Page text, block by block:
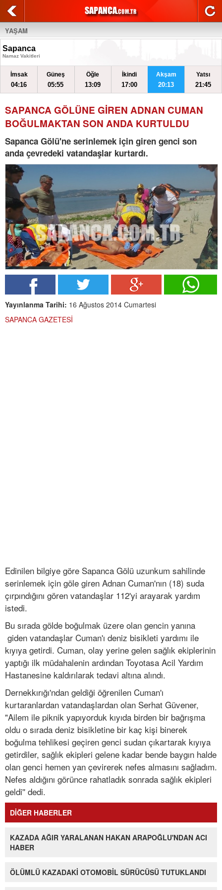
YAŞAM
Sapanca
Namaz Vakitleri
İmsak
04:16
Güneş
05:55
Öğle
13:09
İkindi
17:00
Akşam
20:13
Yatsı
21:45
SAPANCA GÖLÜNE GİREN ADNAN CUMAN
BOĞULMAKTAN SON ANDA KURTULDU
Sapanca Gölü'ne serinlemek için giren genci son
anda çevredeki vatandaşlar kurtardı.
Yayınlanma Tarihi: 16 Ağustos 2014 Cumartesi
SAPANCA GAZETESİ
Edinilen bilgiye göre Sapanca Gölü uzunkum sahilinde
serinlemek için göle giren Adnan Cuman'nın (18) suda
çırpındığını gören vatandaşlar 112'yi arayarak yardım
istedi.
Bu sırada gölde boğulmak üzere olan gencin yanına
giden vatandaşlar Cuman'ı deniz bisikleti yardımı ile
kıyıya getirdi. Cuman, olay yerine gelen sağlık ekiplerinin
yaptığı ilk müdahalenin ardından Toyotasa Acil Yardım
Hastanesine kaldırılarak tedavi altına alındı.
Dernekkırığı'ndan geldiği öğrenilen Cuman'ı
kurtaranlardan vatandaşlardan olan Serhat Güvener,
"Ailem ile piknik yapıyorduk kıyıda birden bir bağrışma
oldu o sırada deniz bisikletine bir kaç kişi binerek
boğulma tehlikesi geçiren genci sudan çıkartarak kıyıya
getirdiler, sağlık ekipleri gelene kadar bende baygın halde
olan genci hemen yan çevirerek nefes almasını sağladım.
Nefes aldığını görünce rahatladık sonrada sağlık ekipleri
geldi'' dedi.
DİĞER HABERLER
KAZADA AĞIR YARALANAN HAKAN ARAPOĞLU'NDAN ACI
HABER
ÖLÜMLÜ KAZADAKİ OTOMOBİL SÜRÜCÜSÜ TUTUKLANDI